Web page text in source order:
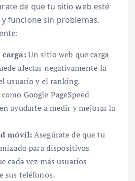
de que tu sitio web esté
funcione sin problemas.
carga:Un sitio web que carga
afectar negativamente la
usuario y el ranking.
Google PageSpeed
ayudarte a medir y mejorar la
móvil:Asegúrate de que tu
para dispositivos
cada vez más usuarios
sus teléfonos.